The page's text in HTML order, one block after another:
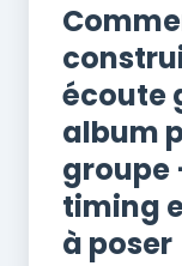
écoute
album
groupe
timing
à poser